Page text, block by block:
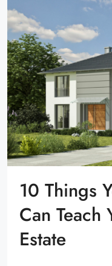
10 Things
Can Teach
Estate